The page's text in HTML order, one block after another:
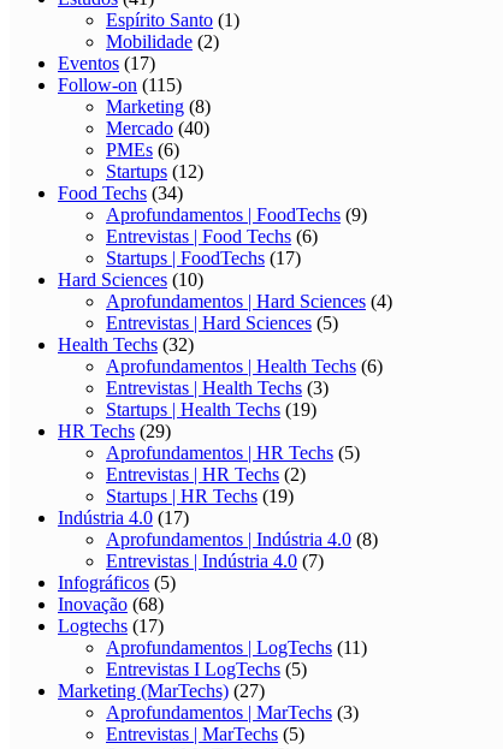
Espírito Santo (1)
Mobilidade (2)
Eventos (17)
Follow-on (115)
Marketing (8)
Mercado (40)
PMEs (6)
Startups (12)
Food Techs (34)
Aprofundamentos | FoodTechs (9)
Entrevistas | Food Techs (6)
Startups | FoodTechs (17)
Hard Sciences (10)
Aprofundamentos | Hard Sciences (4)
Entrevistas | Hard Sciences (5)
Health Techs (32)
Aprofundamentos | Health Techs (6)
Entrevistas | Health Techs (3)
Startups | Health Techs (19)
HR Techs (29)
Aprofundamentos | HR Techs (5)
Entrevistas | HR Techs (2)
Startups | HR Techs (19)
Indústria 4.0 (17)
Aprofundamentos | Indústria 4.0 (8)
Entrevistas | Indústria 4.0 (7)
Infográficos (5)
Inovação (68)
Logtechs (17)
Aprofundamentos | LogTechs (11)
Entrevistas I LogTechs (5)
Marketing (MarTechs) (27)
Aprofundamentos | MarTechs (3)
Entrevistas | MarTechs (5)